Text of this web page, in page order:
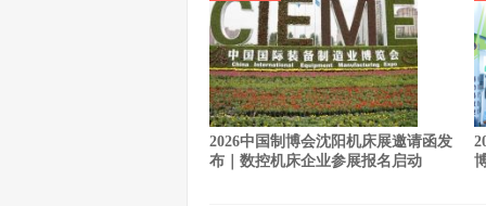
2026中国制博会沈阳机床展邀请函发
布｜数控机床企业参展报名启动